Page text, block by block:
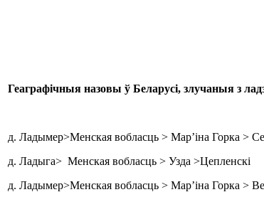
Геаграфічныя назовы ў Беларусі, злучаныя з
д. Ладымер>Менская вобласць > Мар’іна Горка >
д. Ладыга> Менская вобласць > Узда >Цепленскі
д. Ладымер>Менская вобласць > Мар’іна Горка >